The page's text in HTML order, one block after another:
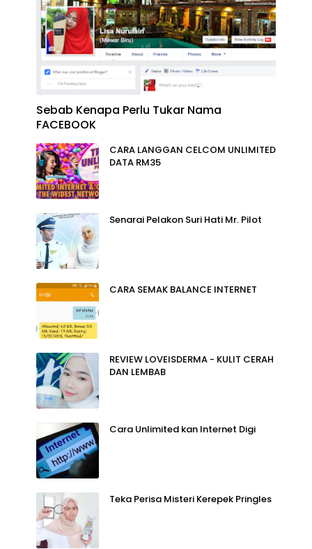
Sebab Kenapa Perlu Tukar Nama
FACEBOOK
CARA LANGGAN CELCOM UNLIMITED
DATA RM35
Senarai Pelakon Suri Hati Mr. Pilot
CARA SEMAK BALANCE INTERNET
REVIEW LOVEISDERMA - KULIT CERAH
DAN LEMBAB
Cara Unlimited kan Internet Digi
Teka Perisa Misteri Kerepek Pringles